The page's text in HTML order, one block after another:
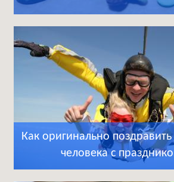
Как оригинально поздравить
человека с